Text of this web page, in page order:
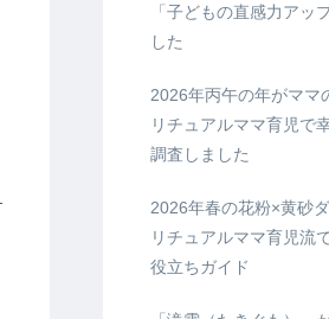
「子どもの直感力アッ
した
2026年丙午の年がママ
リチュアルママ育児で
調査しました
2026年春の花粉×黄砂
リチュアルママ育児流
役立ちガイド